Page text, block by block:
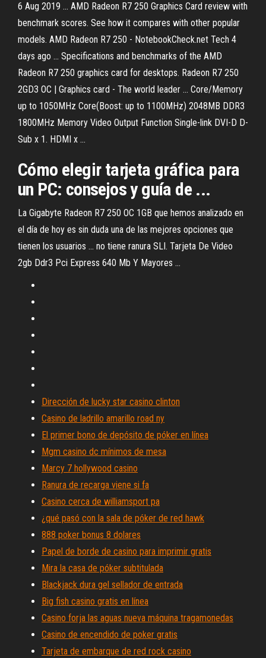
6 Aug 2019 ... AMD Radeon R7 250 Graphics Card review with
benchmark scores. See how it compares with other popular
models. AMD Radeon R7 250 - NotebookCheck.net Tech 4
days ago ... Specifications and benchmarks of the AMD
Radeon R7 250 graphics card for desktops. Radeon R7 250
2GD3 OC | Graphics card - The world leader ... Core/Memory
up to 1050MHz Core(Boost: up to 1100MHz) 2048MB DDR3
1800MHz Memory Video Output Function Single-link DVI-D D-
Sub x 1. HDMI x ...
Cómo elegir tarjeta gráfica para
un PC: consejos y guía de ...
La Gigabyte Radeon R7 250 OC 1GB que hemos analizado en
el día de hoy es sin duda una de las mejores opciones que
tienen los usuarios ... no tiene ranura SLI. Tarjeta De Video
2gb Ddr3 Pci Express 640 Mb Y Mayores ...
Dirección de lucky star casino clinton
Casino de ladrillo amarillo road ny
El primer bono de depósito de póker en línea
Mgm casino dc mínimos de mesa
Marcy 7 hollywood casino
Ranura de recarga viene si fa
Casino cerca de williamsport pa
¿qué pasó con la sala de póker de red hawk
888 poker bonus 8 dolares
Papel de borde de casino para imprimir gratis
Mira la casa de póker subtitulada
Blackjack dura gel sellador de entrada
Big fish casino gratis en línea
Casino forja las aguas nueva máquina tragamonedas
Casino de encendido de poker gratis
Tarjeta de embarque de red rock casino